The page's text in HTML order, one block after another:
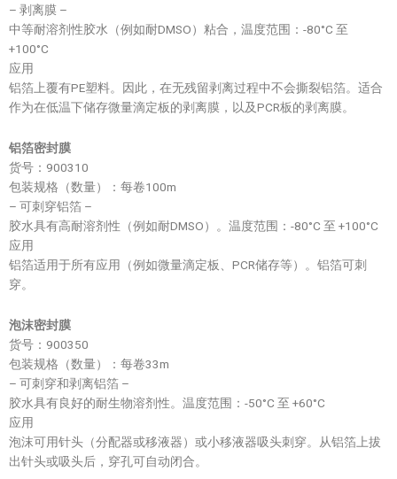
– 剥离膜 –
中等耐溶剂性胶水（例如耐DMSO）粘合，温度范围：-80°C 至
+100°C
应用
铝箔上覆有PE塑料。因此，在无残留剥离过程中不会撕裂铝箔。适合
作为在低温下储存微量滴定板的剥离膜，以及PCR板的剥离膜。
铝箔密封膜
货号：900310
包装规格（数量）：每卷100m
– 可刺穿铝箔 –
胶水具有高耐溶剂性（例如耐DMSO）。温度范围：-80°C 至 +100°C
应用
铝箔适用于所有应用（例如微量滴定板、PCR储存等）。铝箔可刺
穿。
泡沫密封膜
货号：900350
包装规格（数量）：每卷33m
– 可刺穿和剥离铝箔 –
胶水具有良好的耐生物溶剂性。温度范围：-50°C 至 +60°C
应用
泡沫可用针头（分配器或移液器）或小移液器吸头刺穿。从铝箔上拔
出针头或吸头后，穿孔可自动闭合。